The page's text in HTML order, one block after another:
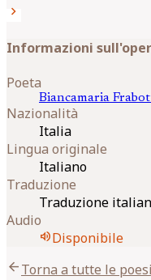
chevron_right
Informazioni
Poeta
Biancamaria
Nazionalità
Italia
Lingua originale
Italiano
Traduzione
Traduzione
Audio
volume_upDisponibile
arrow_backTorna a tutte le